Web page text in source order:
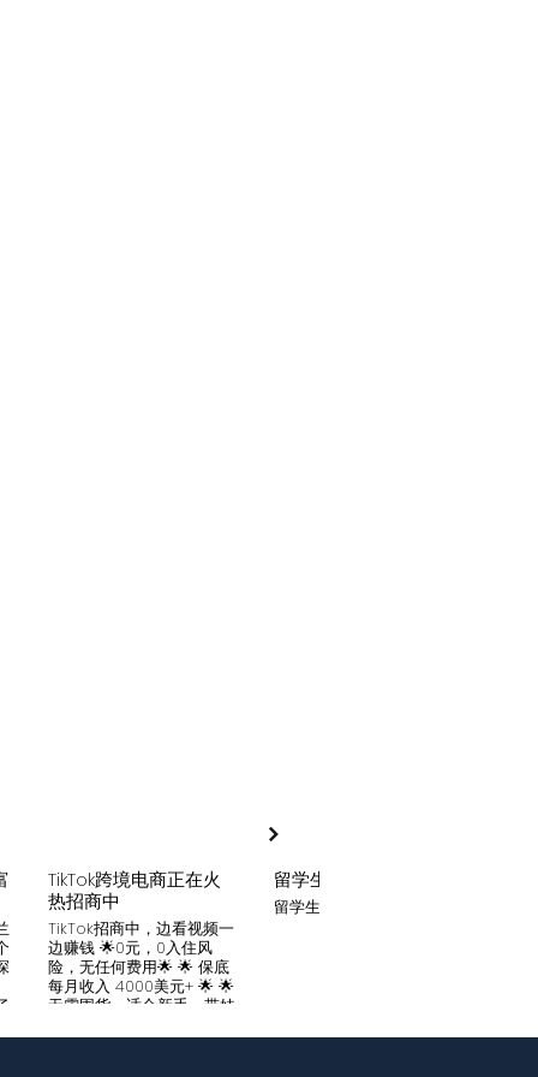
TikTok跨境电商正在火
热招商中
TikTok招商中，边看视频一
边赚钱 🌟0元，0入住风
险，无任何费用🌟 🌟 保底
每月收入 4000美元+ 🌟 🌟
无需囤货，适合新手，带娃
商，有来自世界各地的服
留学生贷款
留学生贷款专业平台
风险